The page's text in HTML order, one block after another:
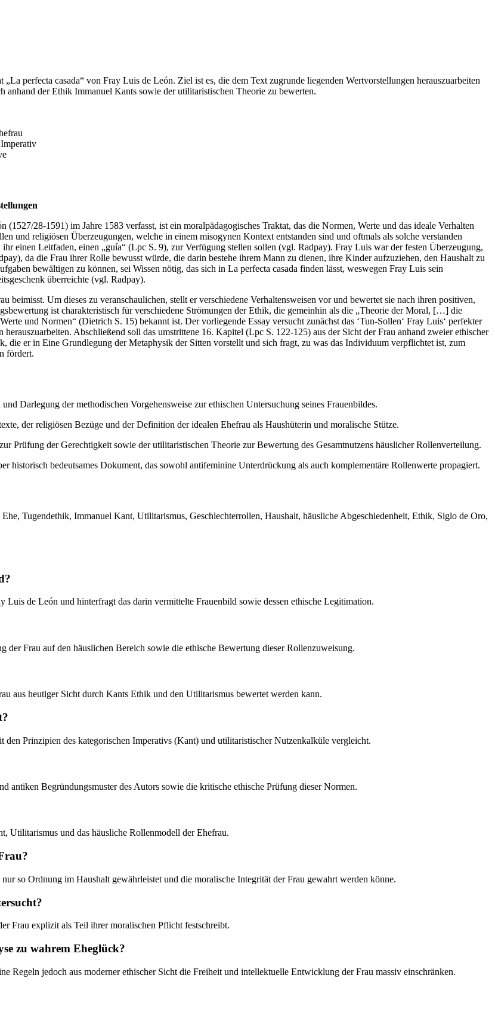
perfecta casada“ von Fray Luis de León. Ziel ist es, die dem Text zugrunde liegenden Wertvorstellungen herauszuarbeiten
der Ethik Immanuel Kants sowie der utilitaristischen Theorie zu bewerten.
28-1591) im Jahre 1583 verfasst, ist ein moralpädagogisches Traktat, das die Normen, Werte und das ideale Verhalten
und religiösen Überzeugungen, welche in einem misogynen Kontext entstanden sind und oftmals als solche verstanden
einen Leitfaden, einen „guía“ (Lpc S. 9), zur Verfügung stellen sollen (vgl. Radpay). Fray Luis war der festen Überzeugung,
da die Frau ihrer Rolle bewusst würde, die darin bestehe ihrem Mann zu dienen, ihre Kinder aufzuziehen, den Haushalt zu
bewältigen zu können, sei Wissen nötig, das sich in La perfecta casada finden lässt, weswegen Fray Luis sein
überreichte (vgl. Radpay).
beimisst. Um dieses zu veranschaulichen, stellt er verschiedene Verhaltensweisen vor und bewertet sie nach ihren positiven,
ist charakteristisch für verschiedene Strömungen der Ethik, die gemeinhin als die „Theorie der Moral, […] die
und Normen“ (Dietrich S. 15) bekannt ist. Der vorliegende Essay versucht zunächst das ‘Tun-Sollen‘ Fray Luis‘ perfekter
Abschließend soll das umstrittene 16. Kapitel (Lpc S. 122-125) aus der Sicht der Frau anhand zweier ethischer
die er in Eine Grundlegung der Metaphysik der Sitten vorstellt und sich fragt, zu was das Individuum verpflichtet ist, zum
fördert.
Darlegung der methodischen Vorgehensweise zur ethischen Untersuchung seines Frauenbildes.
der religiösen Bezüge und der Definition der idealen Ehefrau als Haushüterin und moralische Stütze.
Prüfung der Gerechtigkeit sowie der utilitaristischen Theorie zur Bewertung des Gesamtnutzens häuslicher Rollenverteilung.
historisch bedeutsames Dokument, das sowohl antifeminine Unterdrückung als auch komplementäre Rollenwerte propagiert.
Tugendethik, Immanuel Kant, Utilitarismus, Geschlechterrollen, Haushalt, häusliche Abgeschiedenheit, Ethik, Siglo de Oro,
Luis de León und hinterfragt das darin vermittelte Frauenbild sowie dessen ethische Legitimation.
der Frau auf den häuslichen Bereich sowie die ethische Bewertung dieser Rollenzuweisung.
aus heutiger Sicht durch Kants Ethik und den Utilitarismus bewertet werden kann.
Prinzipien des kategorischen Imperativs (Kant) und utilitaristischer Nutzenkalküle vergleicht.
antiken Begründungsmuster des Autors sowie die kritische ethische Prüfung dieser Normen.
Utilitarismus und das häusliche Rollenmodell der Ehefrau.
so Ordnung im Haushalt gewährleistet und die moralische Integrität der Frau gewahrt werden könne.
Frau explizit als Teil ihrer moralischen Pflicht festschreibt.
zu wahrem Eheglück?
Regeln jedoch aus moderner ethischer Sicht die Freiheit und intellektuelle Entwicklung der Frau massiv einschränken.